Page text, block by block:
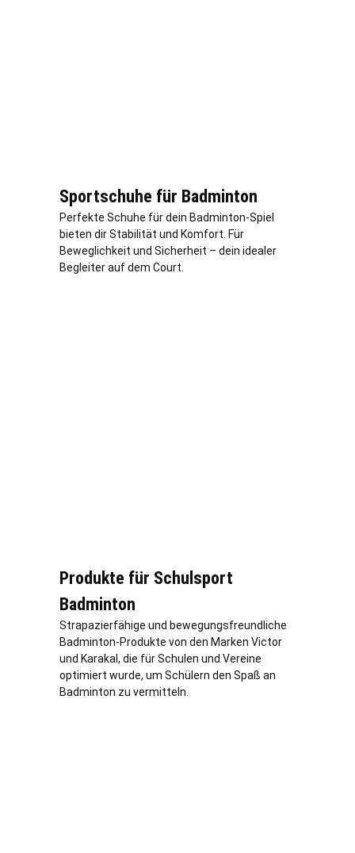
Sportschuhe für Badminton
Perfekte Schuhe für dein Badminton-Spiel
bieten dir Stabilität und Komfort. Für
Beweglichkeit und Sicherheit – dein idealer
Begleiter auf dem Court.
Produkte für Schulsport
Badminton
Strapazierfähige und bewegungsfreundliche
Badminton-Produkte von den Marken Victor
und Karakal, die für Schulen und Vereine
optimiert wurde, um Schülern den Spaß an
Badminton zu vermitteln.